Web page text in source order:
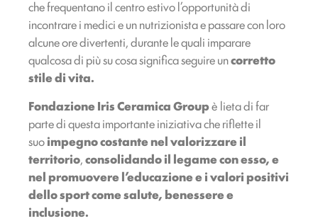
che frequentano il centro estivo l’opportunità di
incontrare i medici e un nutrizionista e passare con loro
alcune ore divertenti, durante le quali imparare
qualcosa di più su cosa significa seguire uncorretto
stile di vita.
Fondazione Iris Ceramica Groupè lieta di far
parte di questa importante iniziativa che riflette il
suoimpegno costante nelvalorizzare il
territorio,consolidando il legame con esso, e
nel promuovere l’educazione e i valori positivi
dello sport come salute, benessere e
inclusione.